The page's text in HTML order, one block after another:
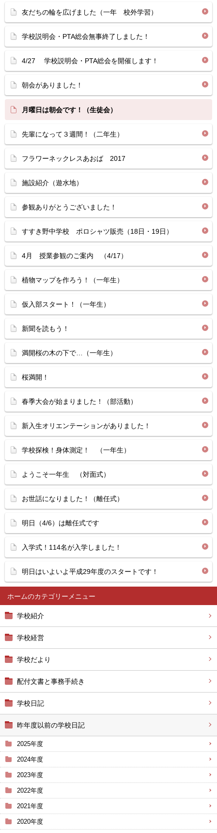
ホーム
学校紹介
学校経営
学校だより
配付文書と事務手続き
学校日記
昨年度以前の学校日記
2025年度
2024年度
2023年度
2022年度
2021年度
2020年度
友だちの輪を広げました（一年 校外学習）
学校説明会・PTA総会無事終了しました！
4/27 学校説明会・PTA総会を開催します！
朝会がありました！
月曜日は朝会です！（生徒会）
先輩になって３週間！（二年生）
フラワーネックレスあおば 2017
施設紹介（遊水地）
参観ありがとうございました！
すすき野中学校 ポロシャツ販売（18日・19日）
4月 授業参観のご案内 （4/17）
植物マップを作ろう！（一年生）
仮入部スタート！（一年生）
新聞を読もう！
満開桜の木の下で…（一年生）
桜満開！
春季大会が始まりました！（部活動）
新入生オリエンテーションがありました！
学校探検！身体測定！ （一年生）
ようこそ一年生 （対面式）
お世話になりました！（離任式）
明日（4/6）は離任式です
入学式！114名が入学しました！
明日はいよいよ平成29年度のスタートです！